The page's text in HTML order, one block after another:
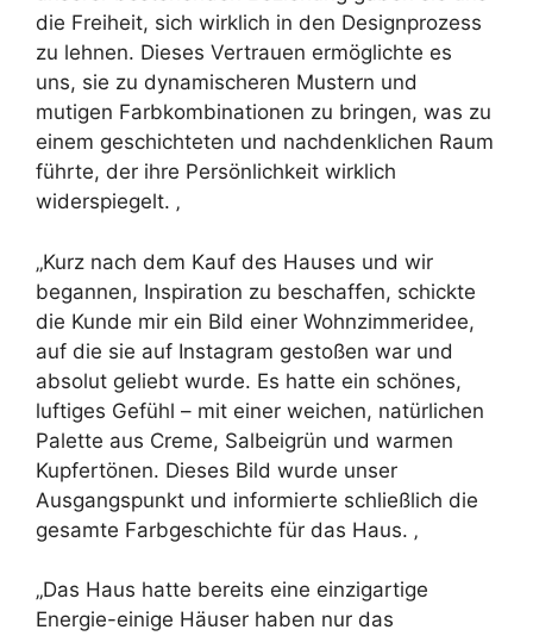
die Freiheit, sich wirklich in den Designprozess
zu lehnen. Dieses Vertrauen ermöglichte es
uns, sie zu dynamischeren Mustern und
mutigen Farbkombinationen zu bringen, was zu
einem geschichteten und nachdenklichen Raum
führte, der ihre Persönlichkeit wirklich
widerspiegelt. ‚
„Kurz nach dem Kauf des Hauses und wir
begannen, Inspiration zu beschaffen, schickte
die Kunde mir ein Bild einer Wohnzimmeridee,
auf die sie auf Instagram gestoßen war und
absolut geliebt wurde. Es hatte ein schönes,
luftiges Gefühl – mit einer weichen, natürlichen
Palette aus Creme, Salbeigrün und warmen
Kupfertönen. Dieses Bild wurde unser
Ausgangspunkt und informierte schließlich die
gesamte Farbgeschichte für das Haus. ‚
„Das Haus hatte bereits eine einzigartige
Energie-einige Häuser haben nur das